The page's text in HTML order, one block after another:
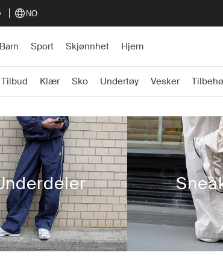
NO
Barn Sport Skjønnhet Hjem
Tilbud Klær Sko Undertøy Vesker